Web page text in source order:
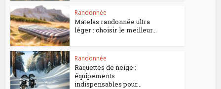
Randonnée
Matelas randonnée ultra
léger : choisir le meilleur...
Randonnée
Raquettes de neige :
équipements
indispensables pour...